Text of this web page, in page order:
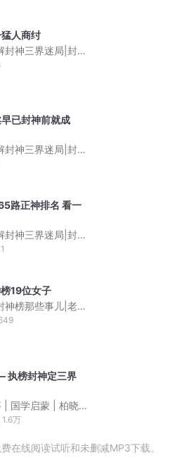
猛人商纣
封神三界迷局|封神
早已封神前就成
封神三界迷局|封神
路正神排名 看一
封神三界迷局|封神
19位女子
神榜那些事儿|老严
榜封神定三界
| 国学启蒙 | 柏晓声
1.6万
在线阅读试听和未删减MP3下载。